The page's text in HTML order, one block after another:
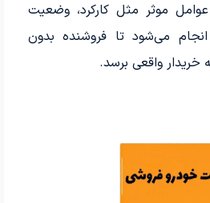
موثر مثل کارکرد، وضعیت
انجام می‌شود تا فروشنده بدون
خریدار واقعی برسد.